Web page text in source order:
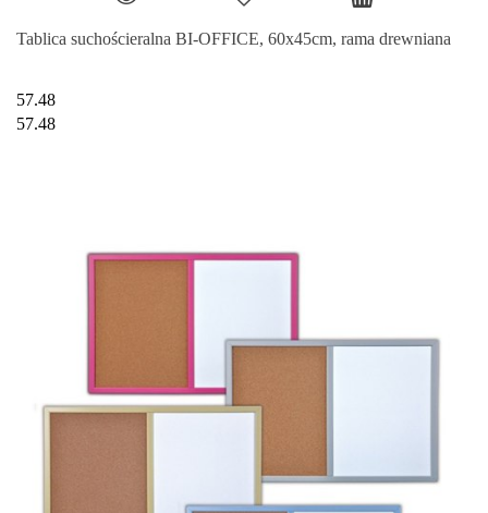
Tablica suchościeralna BI-OFFICE, 60x45cm, rama drewniana
57.48
57.48